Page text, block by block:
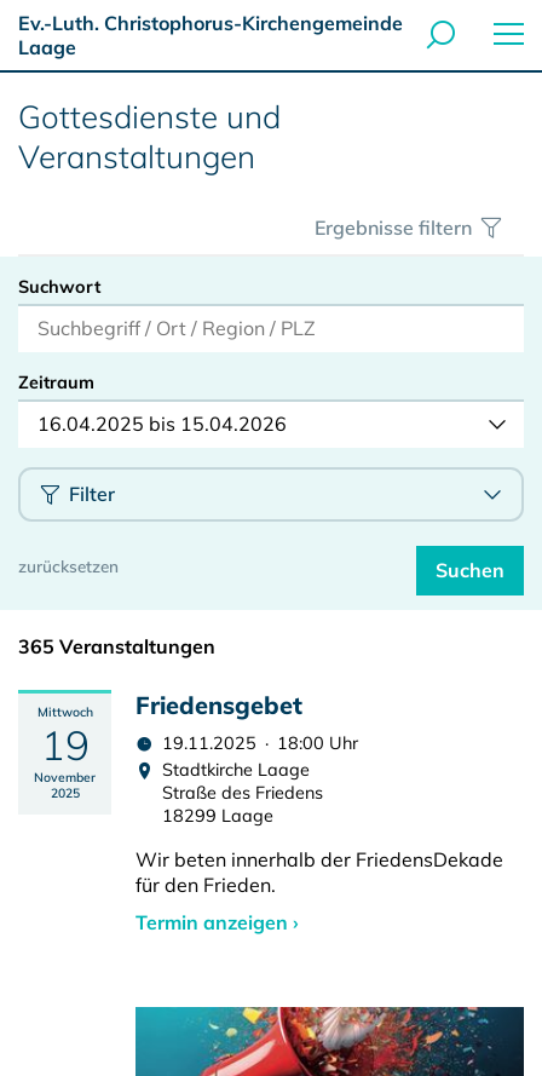
Ev.-Luth. Christophorus-Kirchengemeinde
Laage
Gottesdienste und
Veranstaltungen
Ergebnisse filtern
Suchwort
Zeitraum
16.04.2025 bis 15.04.2026
Filter
365 Veranstaltungen
Mittwoch
19
November
2025
Friedensgebet
19.11.2025 · 18:00 Uhr
Stadtkirche Laage
Straße des Friedens
18299 Laage
Wir beten innerhalb der FriedensDekade
für den Frieden.
Termin anzeigen ›